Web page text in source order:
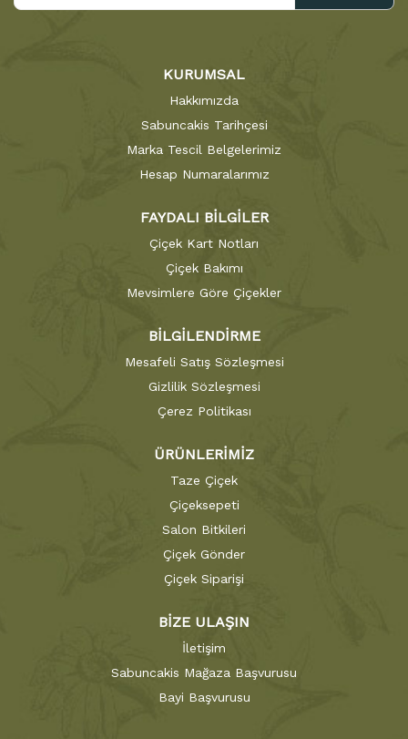
KURUMSAL
Hakkımızda
Sabuncakis Tarihçesi
Marka Tescil Belgelerimiz
Hesap Numaralarımız
FAYDALI BİLGİLER
Çiçek Kart Notları
Çiçek Bakımı
Mevsimlere Göre Çiçekler
BİLGİLENDİRME
Mesafeli Satış Sözleşmesi
Gizlilik Sözleşmesi
Çerez Politikası
ÜRÜNLERİMİZ
Taze Çiçek
Çiçeksepeti
Salon Bitkileri
Çiçek Gönder
Çiçek Siparişi
BİZE ULAŞIN
İletişim
Sabuncakis Mağaza Başvurusu
Bayi Başvurusu